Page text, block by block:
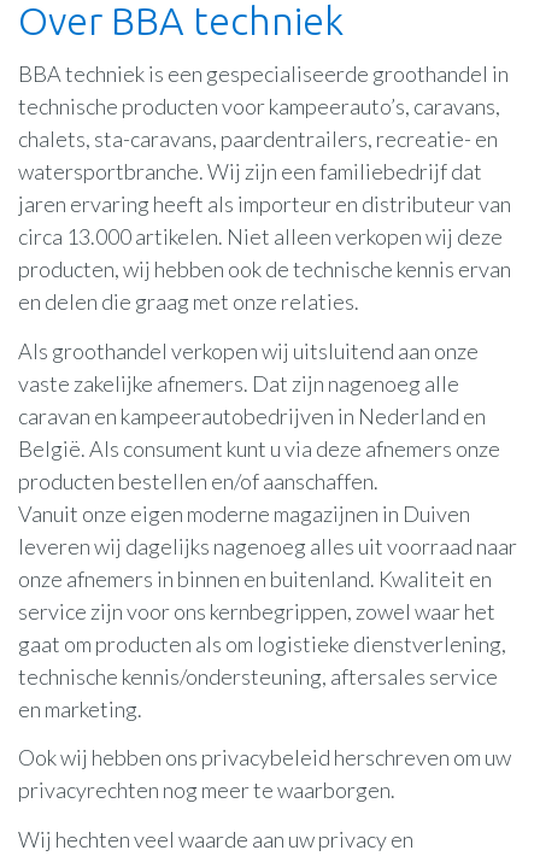
Over BBA techniek
BBA techniek is een gespecialiseerde groothandel in
technische producten voor kampeerauto’s, caravans,
chalets, sta-caravans, paardentrailers, recreatie- en
watersportbranche. Wij zijn een familiebedrijf dat
jaren ervaring heeft als importeur en distributeur van
circa 13.000 artikelen. Niet alleen verkopen wij deze
producten, wij hebben ook de technische kennis ervan
en delen die graag met onze relaties.
Als groothandel verkopen wij uitsluitend aan onze
vaste zakelijke afnemers. Dat zijn nagenoeg alle
caravan en kampeerautobedrijven in Nederland en
België. Als consument kunt u via deze afnemers onze
producten bestellen en/of aanschaffen.
Vanuit onze eigen moderne magazijnen in Duiven
leveren wij dagelijks nagenoeg alles uit voorraad naar
onze afnemers in binnen en buitenland. Kwaliteit en
service zijn voor ons kernbegrippen, zowel waar het
gaat om producten als om logistieke dienstverlening,
technische kennis/ondersteuning, aftersales service
en marketing.
Ook wij hebben ons privacybeleid herschreven om uw
privacyrechten nog meer te waarborgen.
Wij hechten veel waarde aan uw privacy en